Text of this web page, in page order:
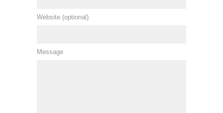
Website (optional)
Message